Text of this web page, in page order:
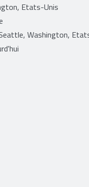
Etats-Unis
Washington,